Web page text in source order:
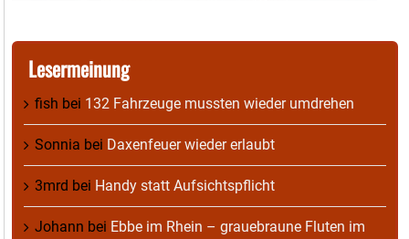
Lesermeinung
fish bei 132 Fahrzeuge mussten wieder umdrehen
Sonnia bei Daxenfeuer wieder erlaubt
3mrd bei Handy statt Aufsichtspflicht
Johann bei Ebbe im Rhein – grauebraune Fluten im